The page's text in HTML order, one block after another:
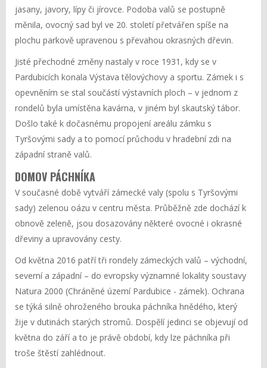
jasany, javory, lípy či jírovce. Podoba valů se postupně
měnila, ovocný sad byl ve 20. století přetvářen spíše na
plochu parkově upravenou s převahou okrasných dřevin.
Jisté přechodné změny nastaly v roce 1931, kdy se v
Pardubicích konala Výstava tělovýchovy a sportu. Zámek i s
opevněním se stal součástí výstavních ploch – v jednom z
rondelů byla umístěna kavárna, v jiném byl skautský tábor.
Došlo také k dočasnému propojení areálu zámku s
Tyršovými sady a to pomocí průchodu v hradební zdi na
západní straně valů.
DOMOV PÁCHNÍKA
V současné době vytváří zámecké valy (spolu s Tyršovými
sady) zelenou oázu v centru města. Průběžně zde dochází k
obnově zeleně, jsou dosazovány některé ovocné i okrasné
dřeviny a upravovány cesty.
Od května 2016 patří tři rondely zámeckých valů – východní,
severní a západní – do evropsky významné lokality soustavy
Natura 2000 (Chráněné území Pardubice - zámek). Ochrana
se týká silně ohroženého brouka páchníka hnědého, který
žije v dutinách starých stromů. Dospělí jedinci se objevují od
května do září a to je právě období, kdy lze páchníka při
troše štěstí zahlédnout.